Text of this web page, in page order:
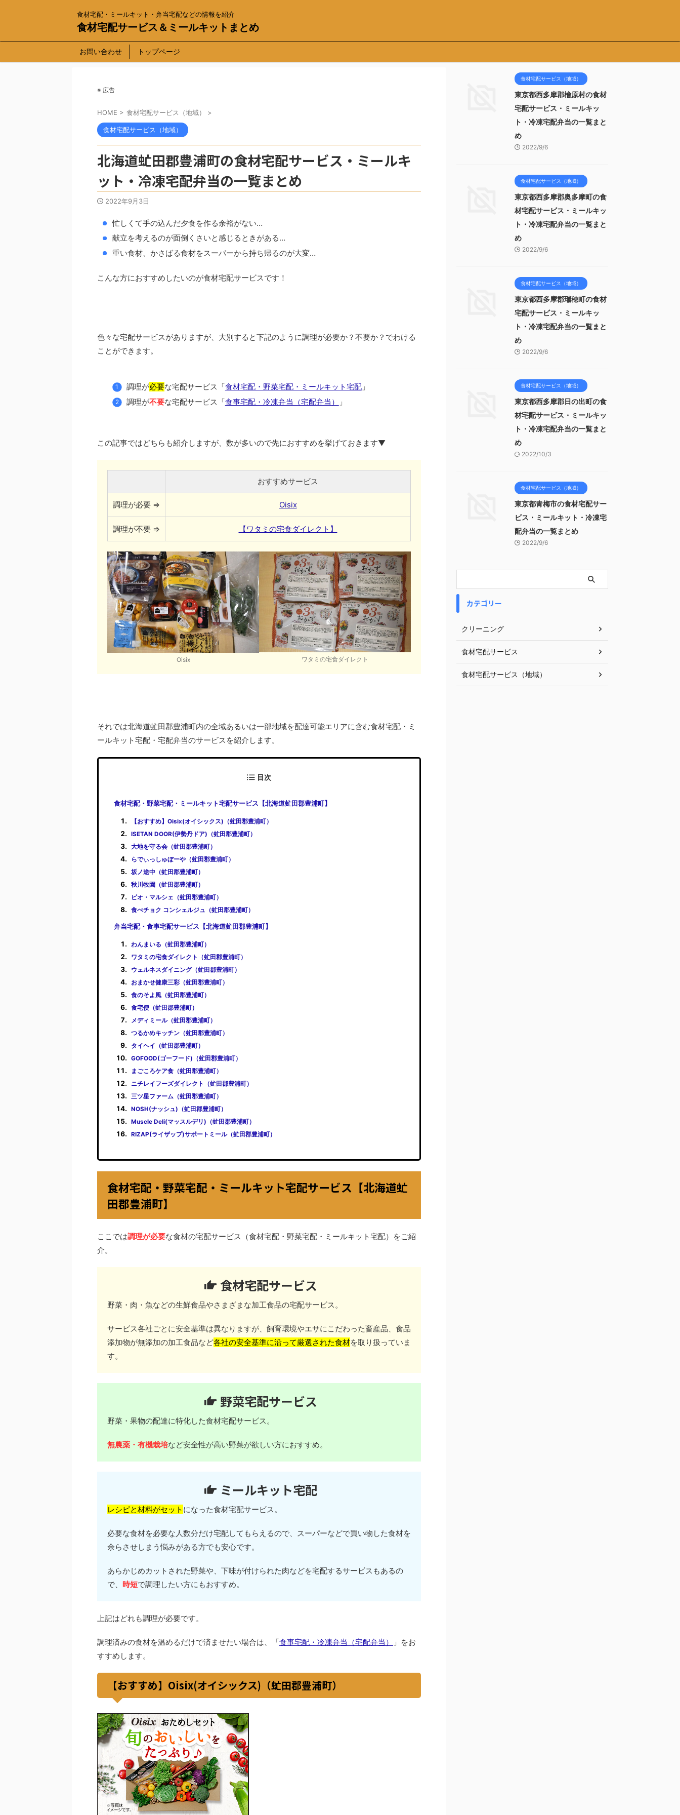
食材宅配・ミールキット・弁当宅配などの情報を紹介
食材宅配サービス＆ミールキットまとめ
お問い合わせ トップページ
※ 広告
HOME > 食材宅配サービス（地域） >
食材宅配サービス（地域）
北海道虻田郡豊浦町の食材宅配サービス・ミールキ
ット・冷凍宅配弁当の一覧まとめ
2022年9月3日
忙しくて手の込んだ夕食を作る余裕がない…
献立を考えるのが面倒くさいと感じるときがある…
重い食材、かさばる食材をスーパーから持ち帰るのが大変…
こんな方におすすめしたいのが食材宅配サービスです！
色々な宅配サービスがありますが、大別すると下記のように調理が必要か？不要か？でわける
ことができます。
調理が必要な宅配サービス「食材宅配・野菜宅配・ミールキット宅配」
調理が不要な宅配サービス「食事宅配・冷凍弁当（宅配弁当） 」
この記事ではどちらも紹介しますが、数が多いので先におすすめを挙げておきます▼
おすすめサービス
調理が必要 ⇒ Oisix
調理が不要 ⇒ 【ワタミの宅食ダイレクト】
Oisix ワタミの宅食ダイレクト
それでは北海道虻田郡豊浦町内の全域あるいは一部地域を配達可能エリアに含む食材宅配・ミ
ールキット宅配・宅配弁当のサービスを紹介します。
目次
食材宅配・野菜宅配・ミールキット宅配サービス【北海道虻田郡豊浦町】
【おすすめ】Oisix(オイシックス)（虻田郡豊浦町）
ISETAN DOOR(伊勢丹ドア)（虻田郡豊浦町）
大地を守る会（虻田郡豊浦町）
らでぃっしゅぼーや（虻田郡豊浦町）
坂ノ途中（虻田郡豊浦町）
秋川牧園（虻田郡豊浦町）
ビオ・マルシェ（虻田郡豊浦町）
食べチョク コンシェルジュ（虻田郡豊浦町）
弁当宅配・食事宅配サービス【北海道虻田郡豊浦町】
わんまいる（虻田郡豊浦町）
ワタミの宅食ダイレクト（虻田郡豊浦町）
ウェルネスダイニング（虻田郡豊浦町）
おまかせ健康三彩（虻田郡豊浦町）
食のそよ風（虻田郡豊浦町）
食宅便（虻田郡豊浦町）
メディミール（虻田郡豊浦町）
つるかめキッチン（虻田郡豊浦町）
タイヘイ（虻田郡豊浦町）
GOFOOD(ゴーフード)（虻田郡豊浦町）
まごころケア食（虻田郡豊浦町）
ニチレイフーズダイレクト（虻田郡豊浦町）
三ツ星ファーム（虻田郡豊浦町）
NOSH(ナッシュ)（虻田郡豊浦町）
Muscle Deli(マッスルデリ)（虻田郡豊浦町）
RIZAP(ライザップ)サポートミール（虻田郡豊浦町）
食材宅配・野菜宅配・ミールキット宅配サービス【北海道虻
田郡豊浦町】
ここでは調理が必要な食材の宅配サービス（食材宅配・野菜宅配・ミールキット宅配）をご紹
介。
食材宅配サービス
野菜・肉・魚などの生鮮食品やさまざまな加工食品の宅配サービス。
サービス各社ごとに安全基準は異なりますが、飼育環境やエサにこだわった畜産品、食品
添加物が無添加の加工食品など各社の安全基準に沿って厳選された食材を取り扱っていま
す。
野菜宅配サービス
野菜・果物の配達に特化した食材宅配サービス。
無農薬・有機栽培など安全性が高い野菜が欲しい方におすすめ。
ミールキット宅配
レシピと材料がセット になった食材宅配サービス。
必要な食材を必要な人数分だけ宅配してもらえるので、スーパーなどで買い物した食材を
余らさせしまう悩みがある方でも安心です。
あらかじめカットされた野菜や、下味が付けられた肉などを宅配するサービスもあるの
で、 時短で調理したい方にもおすすめ。
上記はどれも調理が必要です。
調理済みの食材を温めるだけで済ませたい場合は、「食事宅配・冷凍弁当（宅配弁当）
」をお
すすめします。
【おすすめ】Oisix(オイシックス)（虻田郡豊浦町）
食材宅配サービス（地域）
東京都西多摩郡檜原村の食材
宅配サービス・ミールキッ
ト・冷凍宅配弁当の一覧まと
め
2022/9/6
食材宅配サービス（地域）
東京都西多摩郡奥多摩町の食
材宅配サービス・ミールキッ
ト・冷凍宅配弁当の一覧まと
め
2022/9/6
食材宅配サービス（地域）
東京都西多摩郡瑞穂町の食材
宅配サービス・ミールキッ
ト・冷凍宅配弁当の一覧まと
め
2022/9/6
食材宅配サービス（地域）
東京都西多摩郡日の出町の食
材宅配サービス・ミールキッ
ト・冷凍宅配弁当の一覧まと
め
2022/10/3
食材宅配サービス（地域）
東京都青梅市の食材宅配サー
ビス・ミールキット・冷凍宅
配弁当の一覧まとめ
2022/9/6
カテゴリー
クリーニング
食材宅配サービス
食材宅配サービス（地域）